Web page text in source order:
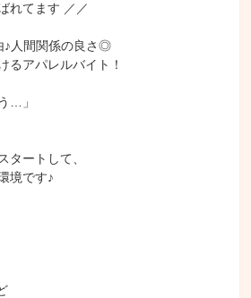
れてます ／／
♪人間関係の良さ◎
るアパレルバイト！
…」
タートして、
境です♪